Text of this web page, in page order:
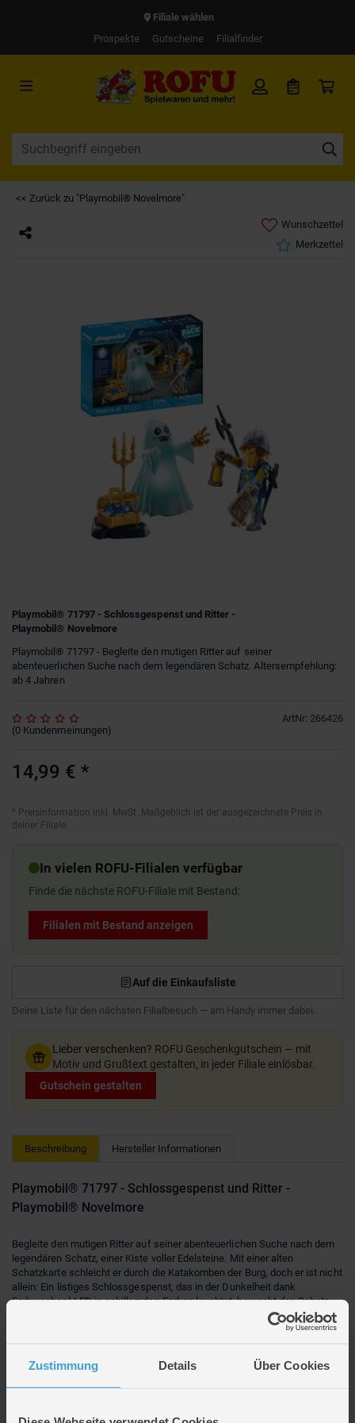
Zustimmung Details Über Cookies
Filiale wählen
Prospekte
Gutscheine Filialfinder
<< Zurück zu "Playmobil® Novelmore"
Wunschzettel
Merkzettel
Playmobil® 71797 - Schlossgespenst und Ritter -
Playmobil® Novelmore
Playmobil® 71797 - Begleite den mutigen Ritter auf seiner
abenteuerlichen Suche nach dem legendären Schatz. Altersempfehlung:
ab 4 Jahren
ArtNr: 266426
(0 Kundenmeinungen)
14,99 € *
* Preisinformation inkl. MwSt. Maßgeblich ist der ausgezeichnete Preis in
deiner Filiale.
In vielen ROFU-Filialen verfügbar
Finde die nächste ROFU-Filiale mit Bestand:
Filialen mit Bestand anzeigen
Auf die Einkaufsliste
Deine Liste für den nächsten Filialbesuch — am Handy immer dabei.
Lieber verschenken? ROFU Geschenkgutschein — mit
Motiv und Grußtext gestalten, in jeder Filiale einlösbar.
Gutschein gestalten
Beschreibung Hersteller Informationen
Playmobil® 71797 - Schlossgespenst und Ritter -
Playmobil® Novelmore
Begleite den mutigen Ritter auf seiner abenteuerlichen Suche nach dem
legendären Schatz, einer Kiste voller Edelsteine. Mit einer alten
Schatzkarte schleicht er durch die Katakomben der Burg, doch er ist nicht
allein: Ein listiges Schlossgespenst, das in der Dunkelheit dank
Farbwechsel-LED in schillernden Farben leuchtet, bewacht den Schatz.
Kann der Ritter das Rätsel der geheimen Pfade lösen und das Gespenst
Der mutige Ritter begibt sich auf eine gefährliche Mission voller Rätsel
und Spannung! Im dunklen Schloss führen leuchtende Pfade und
versteckte Hinweise den Weg zu einem glitzernden Schatz. Doch
macht jedes Abenteuer noch aufregender.